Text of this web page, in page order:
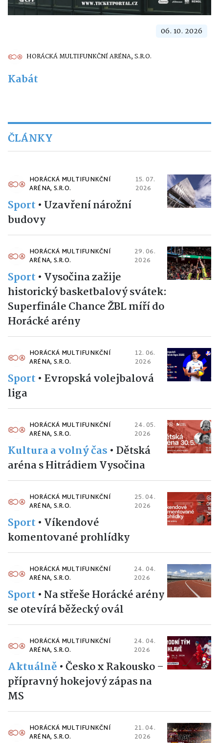
06. 10. 2026
HORÁCKÁ MULTIFUNKČNÍ ARÉNA, S.R.O.
Kabát
ČLÁNKY
HORÁCKÁ MULTIFUNKČNÍ
ARÉNA, S.R.O.
15. 07.
2026
Sport • Uzavření nárožní
budovy
HORÁCKÁ MULTIFUNKČNÍ
ARÉNA, S.R.O.
29. 06.
2026
Sport • Vysočina zažije
historický basketbalový svátek:
Superfinále Chance ŽBL míří do
Horácké arény
HORÁCKÁ MULTIFUNKČNÍ
ARÉNA, S.R.O.
12. 06.
2026
Sport • Evropská volejbalová
liga
HORÁCKÁ MULTIFUNKČNÍ
ARÉNA, S.R.O.
24. 05.
2026
Kultura a volný čas • Dětská
aréna s Hitrádiem Vysočina
HORÁCKÁ MULTIFUNKČNÍ
ARÉNA, S.R.O.
25. 04.
2026
Sport • Víkendové
komentované prohlídky
HORÁCKÁ MULTIFUNKČNÍ
ARÉNA, S.R.O.
24. 04.
2026
Sport • Na střeše Horácké arény
se otevírá běžecký ovál
HORÁCKÁ MULTIFUNKČNÍ
ARÉNA, S.R.O.
24. 04.
2026
Aktuálně •Česko x Rakousko –
přípravný hokejový zápas na
MS
HORÁCKÁ MULTIFUNKČNÍ
ARÉNA, S.R.O.
21. 04.
2026